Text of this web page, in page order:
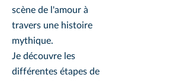
scène de l'amour à
travers une histoire
mythique.
Je découvre les
différentes étapes de